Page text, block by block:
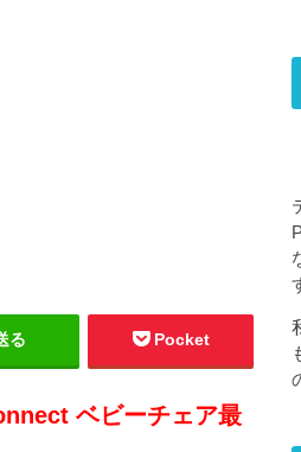
る Pocket
ベビーチェア最